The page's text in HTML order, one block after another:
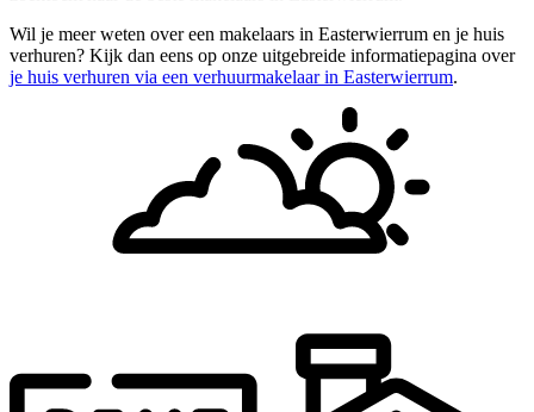
Wil je meer weten over een makelaars in Easterwierrum en je huis
verhuren? Kijk dan eens op onze uitgebreide informatiepagina over
je huis verhuren via een verhuurmakelaar in Easterwierrum.